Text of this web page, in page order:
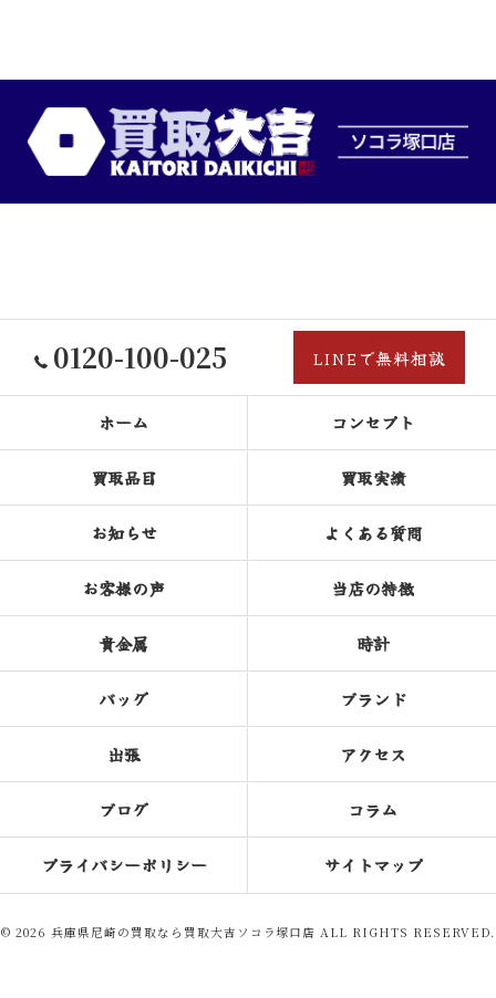
0120-100-025 LINEで無料相談
ホーム コンセプト
買取品目 買取実績
お知らせ よくある質問
お客様の声 当店の特徴
貴金属 時計
バッグ ブランド
出張 アクセス
ブログ コラム
プライバシーポリシー サイトマップ
© 2026 兵庫県尼崎の買取なら買取大吉ソコラ塚口店 ALL RIGHTS RESERVED.